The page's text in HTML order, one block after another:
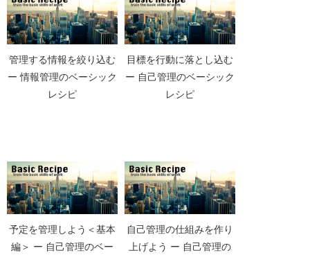
管理する情報を絞り込む
ー 情報管理のベーシック
レシピ
目標を行動に落とし込む
ー 自己管理のベーシック
レシピ
予定を管理しよう＜基本
編＞ ー 自己管理のベー
自己管理の仕組みを作り
上げよう ー 自己管理の